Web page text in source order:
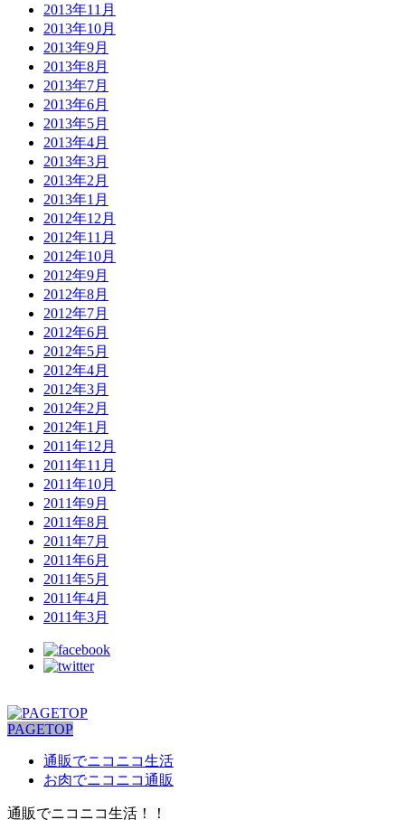
2013年11月
2013年10月
2013年9月
2013年8月
2013年7月
2013年6月
2013年5月
2013年4月
2013年3月
2013年2月
2013年1月
2012年12月
2012年11月
2012年10月
2012年9月
2012年8月
2012年7月
2012年6月
2012年5月
2012年4月
2012年3月
2012年2月
2012年1月
2011年12月
2011年11月
2011年10月
2011年9月
2011年8月
2011年7月
2011年6月
2011年5月
2011年4月
2011年3月
PAGETOP
通販でニコニコ生活
お肉でニコニコ通販
通販でニコニコ生活！！